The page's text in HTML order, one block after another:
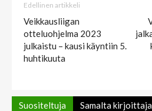
Edellinen artikkeli
Veikkausliigan
otteluohjelma 2023
julkaistu – kausi käyntiin 5.
huhtikuuta
Suositeltuja Samalta